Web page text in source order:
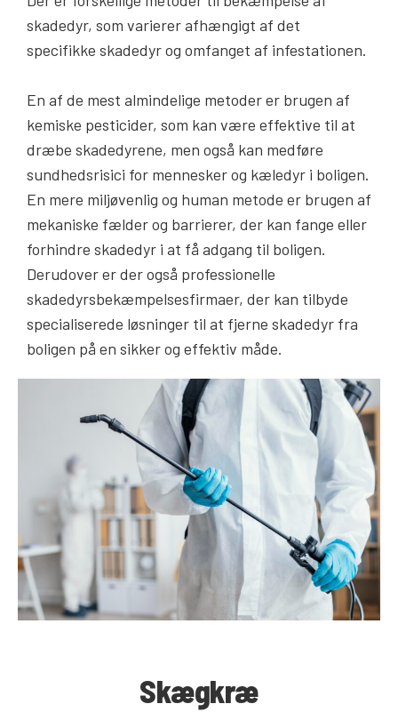
skadedyr, som varierer afhængigt af det
specifikke skadedyr og omfanget af infestationen.
En af de mest almindelige metoder er brugen af
kemiske pesticider, som kan være effektive til at
dræbe skadedyrene, men også kan medføre
sundhedsrisici for mennesker og kæledyr i boligen.
En mere miljøvenlig og human metode er brugen af
mekaniske fælder og barrierer, der kan fange eller
forhindre skadedyr i at få adgang til boligen.
Derudover er der også professionelle
skadedyrsbekæmpelsesfirmaer, der kan tilbyde
specialiserede løsninger til at fjerne skadedyr fra
boligen på en sikker og effektiv måde.
Skægkræ